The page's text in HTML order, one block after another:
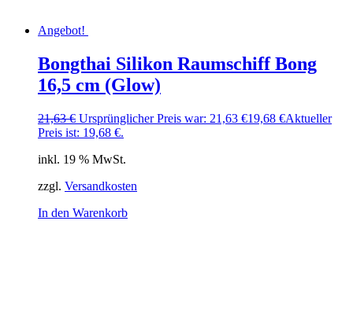
Angebot!
Bongthai Silikon Raumschiff Bong
16,5 cm (Glow)
21,63€ Ursprünglicher Preis war: 21,63 €19,68 €Aktueller
Preis ist: 19,68 €.
inkl. 19 % MwSt.
zzgl. Versandkosten
In den Warenkorb